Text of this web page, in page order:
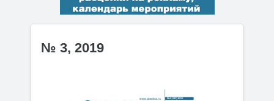
№ 3, 2019